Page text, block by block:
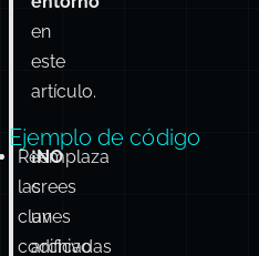
secretas
usando
variables
entorno
en
este
artículo.